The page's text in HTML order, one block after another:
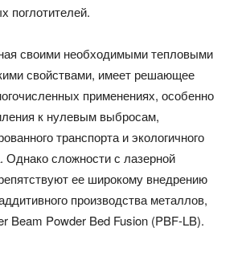
поглотителей.
своими необходимыми тепловыми
свойствами, имеет решающее
применениях, особенно
к нулевым выбросам,
транспорта и экологичного
Однако сложности с лазерной
ее широкому внедрению
производства металлов,
Beam Powder Bed Fusion (PBF-LB).